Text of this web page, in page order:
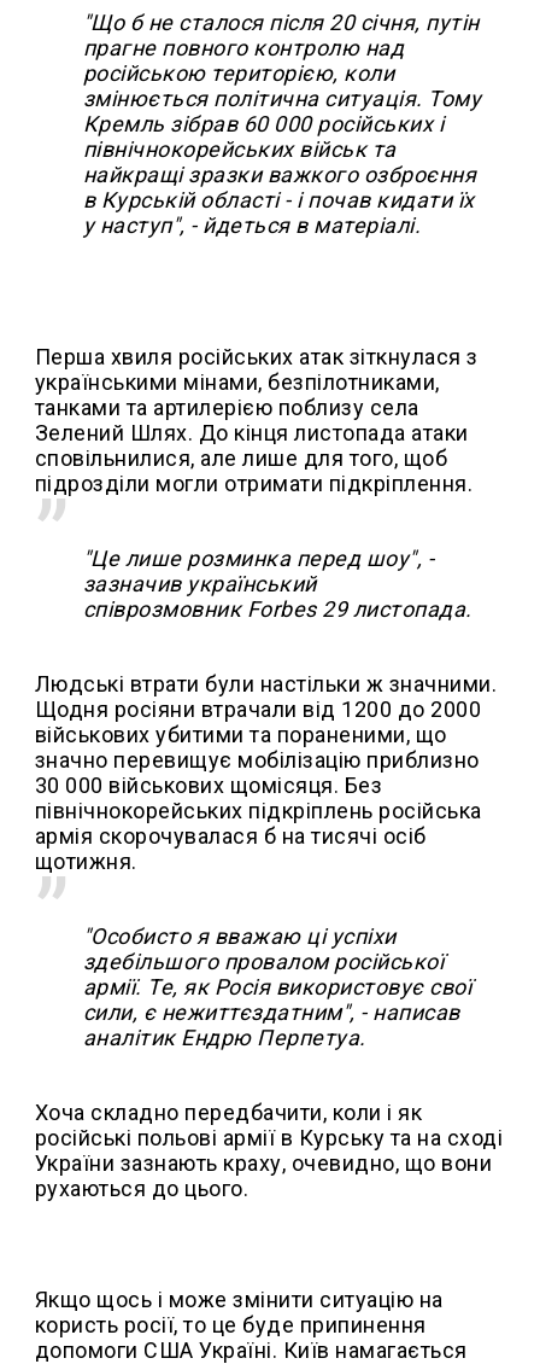
"Що б не сталося після 20 січня, путін
прагне повного контролю над
російською територією, коли
змінюється політична ситуація. Тому
Кремль зібрав 60 000 російських і
північнокорейських військ та
найкращі зразки важкого озброєння
в Курській області - і почав кидати їх
у наступ", - йдеться в матеріалі.
Перша хвиля російських атак зіткнулася з
українськими мінами, безпілотниками,
танками та артилерією поблизу села
Зелений Шлях. До кінця листопада атаки
сповільнилися, але лише для того, щоб
підрозділи могли отримати підкріплення.
"Це лише розминка перед шоу", -
зазначив український
співрозмовник Forbes 29 листопада.
Людські втрати були настільки ж значними.
Щодня росіяни втрачали від 1200 до 2000
військових убитими та пораненими, що
значно перевищує мобілізацію приблизно
30 000 військових щомісяця. Без
північнокорейських підкріплень російська
армія скорочувалася б на тисячі осіб
щотижня.
"Особисто я вважаю ці успіхи
здебільшого провалом російської
армії. Те, як Росія використовує свої
сили, є нежиттєздатним", - написав
аналітик Ендрю Перпетуа.
Хоча складно передбачити, коли і як
російські польові армії в Курську та на сході
України зазнають краху, очевидно, що вони
рухаються до цього.
Якщо щось і може змінити ситуацію на
користь росії, то це буде припинення
допомоги США Україні. Київ намагається